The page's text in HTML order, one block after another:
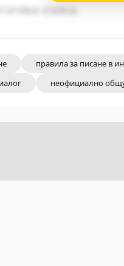
езика.
правила за писане в
неофициално